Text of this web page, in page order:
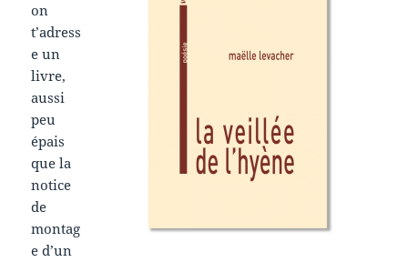
on
t’adress
e un
livre,
aussi
peu
épais
que la
notice
de
montag
e d’un